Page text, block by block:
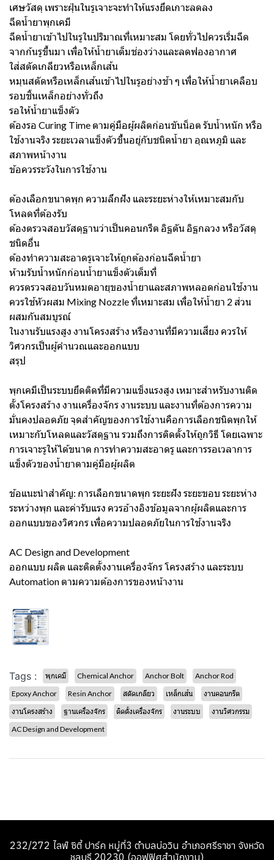
เศษวัสดุ เพราะฝุ่นในรูเจาะจะทำให้แรงยึดเกาะลดลง
ฉีดน้ำยาพุกเคมี
ฉีดน้ำยาเข้าไปในรูในปริมาณที่เหมาะสม โดยทั่วไปควรเริ่มฉีด
จากก้นรูขึ้นมา เพื่อให้น้ำยาเต็มช่องว่างและลดฟองอากาศ
ใส่สตัดเกลียวหรือเหล็กเส้น
หมุนสตัดหรือเหล็กเส้นเข้าไปในรูอย่างช้า ๆ เพื่อให้น้ำยาเคลือบ
รอบชิ้นเหล็กอย่างทั่วถึง
รอให้น้ำยาแข็งตัว
ต้องรอ Curing Time ตามคู่มือผู้ผลิตก่อนขันน็อต รับน้ำหนัก หรือ
ใช้งานจริง ระยะเวลาแข็งตัวขึ้นอยู่กับชนิดน้ำยา อุณหภูมิ และ
สภาพหน้างาน
ข้อควรระวังในการใช้งาน
ต้องเลือกขนาดพุก ความลึกฝัง และระยะห่างให้เหมาะสมกับ
โหลดที่ต้องรับ
ต้องตรวจสอบวัสดุฐานว่าเป็นคอนกรีต อิฐตัน อิฐกลวง หรือวัสดุ
ชนิดอื่น
ต้องทำความสะอาดรูเจาะให้ถูกต้องก่อนฉีดน้ำยา
ห้ามรับน้ำหนักก่อนน้ำยาแข็งตัวเต็มที่
ควรตรวจสอบวันหมดอายุของน้ำยาและสภาพหลอดก่อนใช้งาน
ควรใช้หัวผสม Mixing Nozzle ที่เหมาะสม เพื่อให้น้ำยา 2 ส่วน
ผสมกันสมบูรณ์
ในงานรับแรงสูง งานโครงสร้าง หรืองานที่มีความเสี่ยง ควรให้
วิศวกรเป็นผู้คำนวณและออกแบบ
สรุป
พุกเคมีเป็นระบบยึดติดที่มีความแข็งแรงสูง เหมาะสำหรับงานติด
ตั้งโครงสร้าง งานเครื่องจักร งานระบบ และงานที่ต้องการความ
มั่นคงปลอดภัย จุดสำคัญของการใช้งานคือการเลือกชนิดพุกให้
เหมาะกับโหลดและวัสดุฐาน รวมถึงการติดตั้งให้ถูกวิธี โดยเฉพาะ
การเจาะรูให้ได้ขนาด การทำความสะอาดรู และการรอเวลาการ
แข็งตัวของน้ำยาตามคู่มือผู้ผลิต
ข้อแนะนำสำคัญ: การเลือกขนาดพุก ระยะฝัง ระยะขอบ ระยะห่าง
ระหว่างพุก และค่ารับแรง ควรอ้างอิงข้อมูลจากผู้ผลิตและการ
ออกแบบของวิศวกร เพื่อความปลอดภัยในการใช้งานจริง
AC Design and Development
ออกแบบ ผลิต และติดตั้งงานเครื่องจักร โครงสร้าง และระบบ
Automation ตามความต้องการของหน้างาน
Tags : พุกเคมี Chemical Anchor Anchor Bolt
Anchor Rod
Epoxy Anchor
Resin Anchor สตัดเกลียว เหล็กเส้น
งานคอนกรีต
งานโครงสร้าง
ฐานเครื่องจักร ติดตั้งเครื่องจักร งานระบบ
งานวิศวกรรม
AC Design and Development
232/272 ไลฟ์ ซิตี้ ปาร์ค หมู่ที่3 ตำบลบ่อวิน อำเภอศรีราชา จังหวัด
ชลบุรี 20230 (ออฟฟิศสำนักงาน)